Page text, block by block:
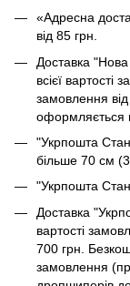
«Адресна
від 85 грн.
Доставка
всієї вартості
замовлення
оформляється
"Укрпошта
більше 70 см
"Укрпошта
Доставка
вартості
700 грн.
замовлення